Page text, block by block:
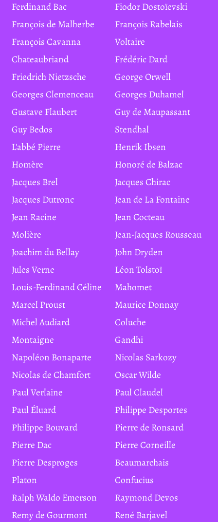
Ferdinand Bac
Fiodor Dostoïevski
François de Malherbe
François Rabelais
François Cavanna
Voltaire
Chateaubriand
Frédéric Dard
Friedrich Nietzsche
George Orwell
Georges Clemenceau
Georges Duhamel
Gustave Flaubert
Guy de Maupassant
Guy Bedos
Stendhal
L'abbé Pierre
Henrik Ibsen
Homère
Honoré de Balzac
Jacques Brel
Jacques Chirac
Jacques Dutronc
Jean de La Fontaine
Jean Racine
Jean Cocteau
Molière
Jean-Jacques Rousseau
Joachim du Bellay
John Dryden
Jules Verne
Léon Tolstoï
Louis-Ferdinand Céline
Mahomet
Marcel Proust
Maurice Donnay
Michel Audiard
Coluche
Montaigne
Gandhi
Napoléon Bonaparte
Nicolas Sarkozy
Nicolas de Chamfort
Oscar Wilde
Paul Verlaine
Paul Claudel
Paul Éluard
Philippe Desportes
Philippe Bouvard
Pierre de Ronsard
Pierre Dac
Pierre Corneille
Pierre Desproges
Beaumarchais
Platon
Confucius
Ralph Waldo Emerson
Raymond Devos
Remy de Gourmont
René Barjavel